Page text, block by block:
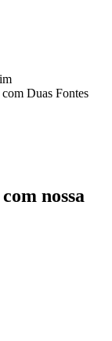
Duas Fontes
nossa